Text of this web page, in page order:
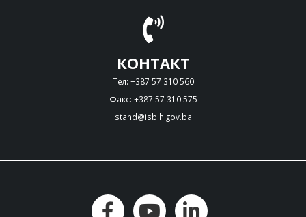
КОНТАКТ
Тел: +387 57 310 560
Факс: +387 57 310 575
stand@isbih.gov.ba